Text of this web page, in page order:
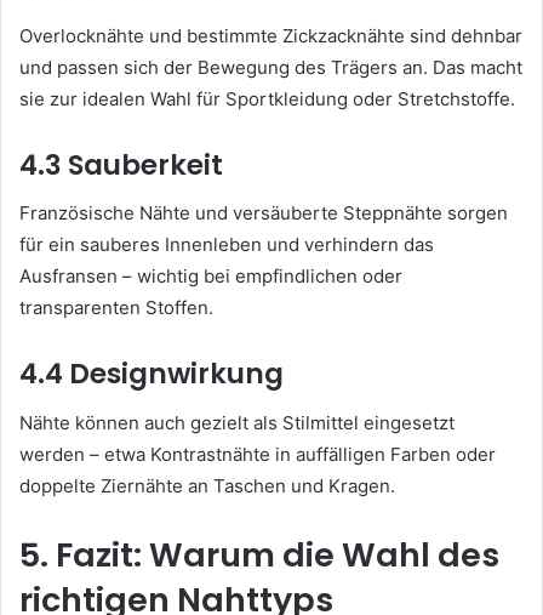
Overlocknähte und bestimmte Zickzacknähte sind dehnbar
und passen sich der Bewegung des Trägers an. Das macht
sie zur idealen Wahl für Sportkleidung oder Stretchstoffe.
4.3 Sauberkeit
Französische Nähte und versäuberte Steppnähte sorgen
für ein sauberes Innenleben und verhindern das
Ausfransen – wichtig bei empfindlichen oder
transparenten Stoffen.
4.4 Designwirkung
Nähte können auch gezielt als Stilmittel eingesetzt
werden – etwa Kontrastnähte in auffälligen Farben oder
doppelte Ziernähte an Taschen und Kragen.
5. Fazit: Warum die Wahl des
richtigen Nahttyps